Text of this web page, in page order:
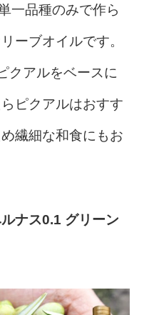
一品種のみで作ら
ーブオイルです。
クアルをベースに
ピクアルはおすす
繊細な和食にもお
ナス0.1 グリーン